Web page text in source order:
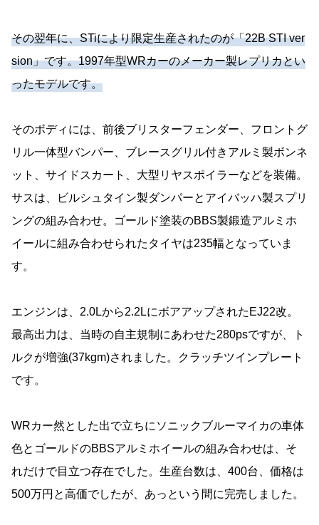
その翌年に、STiにより限定生産されたのが「22B STI ver
sion」です。1997年型WRカーのメーカー製レプリカとい
ったモデルです。
そのボディには、前後ブリスターフェンダー、フロントグ
リル一体型バンパー、ブレースグリル付きアルミ製ボンネ
ット、サイドスカート、大型リヤスポイラーなどを装備。
サスは、ビルシュタイン製ダンパーとアイバッハ製スプリ
ングの組み合わせ。ゴールド塗装のBBS製鍛造アルミホ
イールに組み合わせられたタイヤは235幅となっていま
す。
エンジンは、2.0Lから2.2LにボアアップされたEJ22改。
最高出力は、当時の自主規制にあわせた280psですが、ト
ルクが増強(37kgm)されました。クラッチツインプレート
です。
WRカー然とした出で立ちにソニックブルーマイカの車体
色とゴールドのBBSアルミホイールの組み合わせは、そ
れだけで目立つ存在でした。生産台数は、400台、価格は
500万円と高価でしたが、あっという間に完売しました。